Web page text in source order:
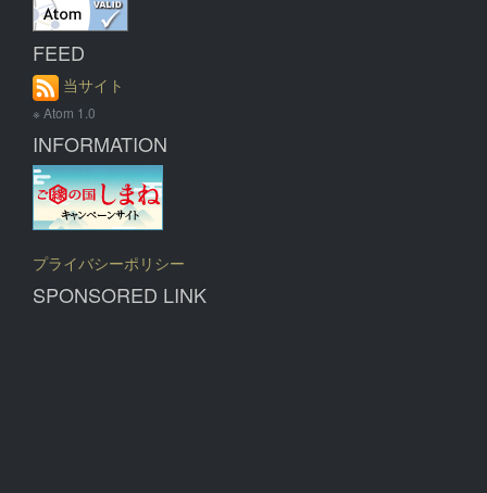
FEED
当サイト
※ Atom 1.0
INFORMATION
プライバシーポリシー
SPONSORED LINK